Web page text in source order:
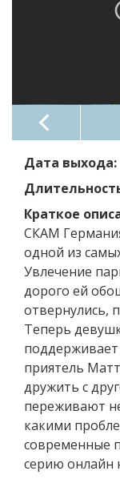
Дата выхода:
Краткое
СКАМ
одной из
Увлечение
дорого ей
отвернулись,
Теперь
приятель
дружить с
переживают
какими
современные
серию онлайн